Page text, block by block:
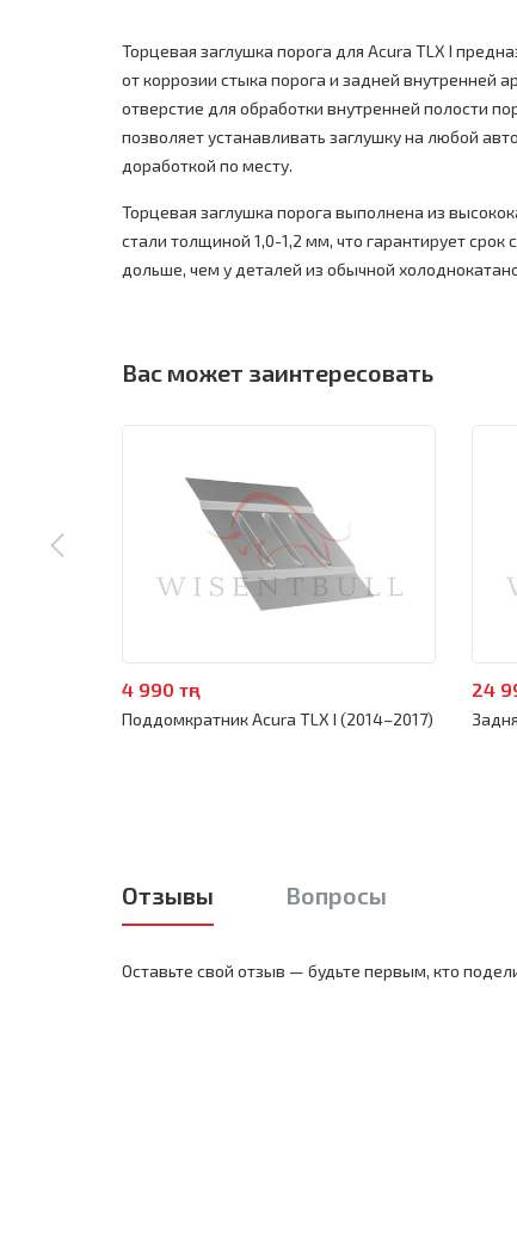
Торцевая заглушка порога для Acura TLX I
от коррозии стыка порога и задней внутренней
отверстие для обработки внутренней полости
позволяет устанавливать заглушку на любой
доработкой по месту.
Торцевая заглушка порога выполнена из
стали толщиной 1,0-1,2 мм, что гарантирует срок
дольше, чем у деталей из обычной
Вас может заинтересовать
4 990 тңг
Поддомкратник Acura TLX I (2014–2017)
24
Отзывы Вопросы
Оставьте свой отзыв — будьте первым, кто